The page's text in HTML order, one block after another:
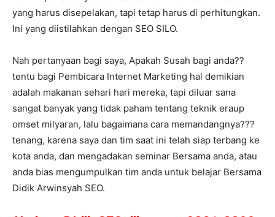
yang harus disepelakan, tapi tetap harus di perhitungkan.
Ini yang diistilahkan dengan SEO SILO.
Nah pertanyaan bagi saya, Apakah Susah bagi anda??
tentu bagi Pembicara Internet Marketing hal demikian
adalah makanan sehari hari mereka, tapi diluar sana
sangat banyak yang tidak paham tentang teknik eraup
omset milyaran, lalu bagaimana cara memandangnya???
tenang, karena saya dan tim saat ini telah siap terbang ke
kota anda, dan mengadakan seminar Bersama anda, atau
anda bias mengumpulkan tim anda untuk belajar Bersama
Didik Arwinsyah SEO.